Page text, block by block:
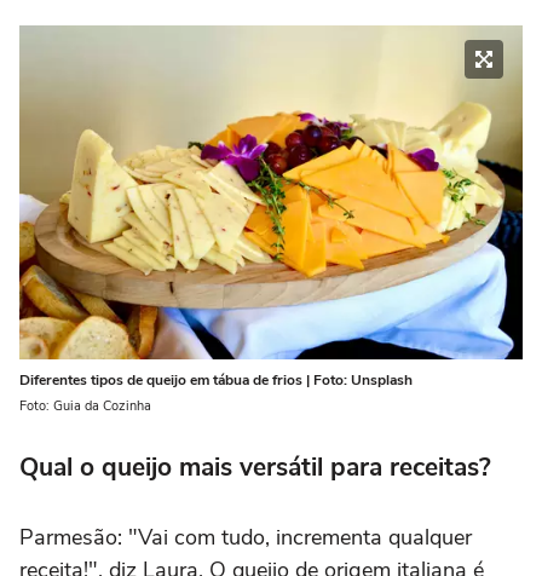
Diferentes tipos de queijo em tábua de frios | Foto: Unsplash
Foto: Guia da Cozinha
Qual o queijo mais versátil para receitas?
Parmesão: "Vai com tudo, incrementa qualquer
receita!", diz Laura. O queijo de origem italiana é